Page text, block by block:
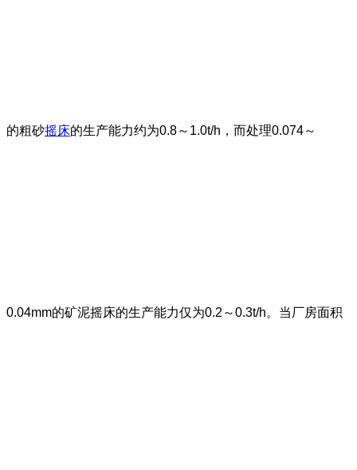
的粗砂摇床的生产能力约为0.8～1.0t/h，而处理0.074～
0.04mm的矿泥摇床的生产能力仅为0.2～0.3t/h。当厂房面积